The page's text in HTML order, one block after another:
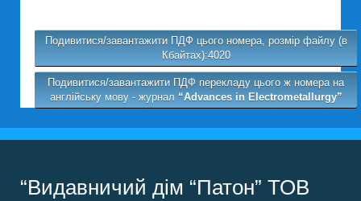
Подивитися/завантажити ПДФ цього номера, розмір файлу (в
Кбайтах):4020
Подивитися/завантажити ПДФ перекладу цього ж номера на
англійську мову - журнал “Advances in Electrometallurgy”
“Видавничий дім “Патон” ТОВ